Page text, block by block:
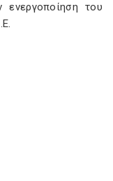
ενεργοποίηση του